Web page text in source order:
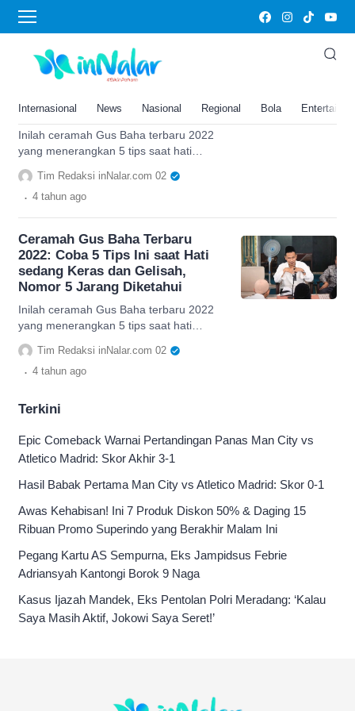
Internasional News Nasional Regional Bola
tips saat hati sedang gelisah
Ceramah Gus Baha Terbaru
2022: Coba 5 Tips Ini saat Hati
Nomor 5 Jarang Diketahui
Inilah ceramah Gus Baha terbaru 2022
yang menerangkan 5 tips saat hati
sedang keras dan gelisah. Simak
informasinya selengkapnya.
Tim Redaksi inNalar.com 02
. 4 tahun ago
Ceramah Gus Baha Terbaru
2022: Coba 5 Tips Ini saat Hati
sedang Keras dan Gelisah,
Nomor 5 Jarang Diketahui
Inilah ceramah Gus Baha terbaru 2022
yang menerangkan 5 tips saat hati
sedang keras dan gelisah. Simak
informasinya selengkapnya.
Tim Redaksi inNalar.com 02
. 4 tahun ago
Terkini
Epic Comeback Warnai Pertandingan Panas Man City vs
Atletico Madrid: Skor Akhir 3-1
Hasil Babak Pertama Man City vs Atletico Madrid: Skor 0-1
Awas Kehabisan! Ini 7 Produk Diskon 50% & Daging 15
Ribuan Promo Superindo yang Berakhir Malam Ini
Pegang Kartu AS Sempurna, Eks Jampidsus Febrie
Adriansyah Kantongi Borok 9 Naga
Kasus Ijazah Mandek, Eks Pentolan Polri Meradang: ‘Kalau
Saya Masih Aktif, Jokowi Saya Seret!’